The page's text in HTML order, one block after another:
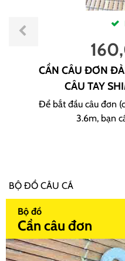
CẦN CÂU ĐƠN
CÂU TAY
Để bắt đầu câu đơn
3.6m, bạn
BỘ ĐỒ CÂU CÁ
Bộ đồ
Cần câu đơn